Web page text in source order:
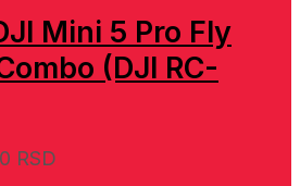
Mini 5 Pro Fly
(DJI RC-
RSD